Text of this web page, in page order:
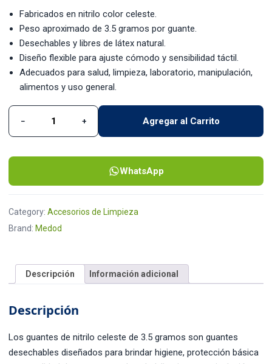
Fabricados en nitrilo color celeste.
Peso aproximado de 3.5 gramos por guante.
Desechables y libres de látex natural.
Diseño flexible para ajuste cómodo y sensibilidad táctil.
Adecuados para salud, limpieza, laboratorio, manipulación,
alimentos y uso general.
Guante Nitrilo Celeste 3.5 Gramos Medod quantity
− + Agregar al Carrito
WhatsApp
Category: Accesorios de Limpieza
Brand: Medod
Descripción Información adicional
Descripción
Los guantes de nitrilo celeste de 3.5 gramos son guantes
desechables diseñados para brindar higiene, protección básica